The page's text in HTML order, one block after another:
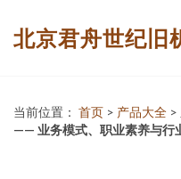
北京君舟世纪旧
当前位置： 首页 > 产品大全 >
—— 业务模式、职业素养与行